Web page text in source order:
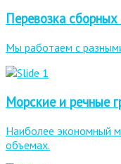
Перевозка сборных
Мы работаем с
Морские и речные
Наиболее экономный
объемах.